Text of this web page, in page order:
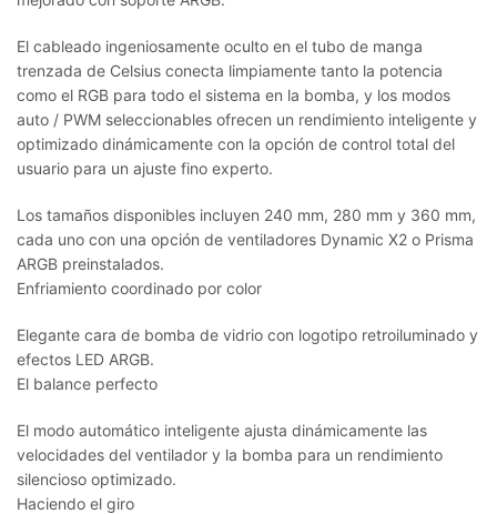
El cableado ingeniosamente oculto en el tubo de manga
trenzada de Celsius conecta limpiamente tanto la potencia
como el RGB para todo el sistema en la bomba, y los modos
auto / PWM seleccionables ofrecen un rendimiento inteligente y
optimizado dinámicamente con la opción de control total del
usuario para un ajuste fino experto.
Los tamaños disponibles incluyen 240 mm, 280 mm y 360 mm,
cada uno con una opción de ventiladores Dynamic X2 o Prisma
ARGB preinstalados.
Enfriamiento coordinado por color
Elegante cara de bomba de vidrio con logotipo retroiluminado y
efectos LED ARGB.
El balance perfecto
El modo automático inteligente ajusta dinámicamente las
velocidades del ventilador y la bomba para un rendimiento
silencioso optimizado.
Haciendo el giro